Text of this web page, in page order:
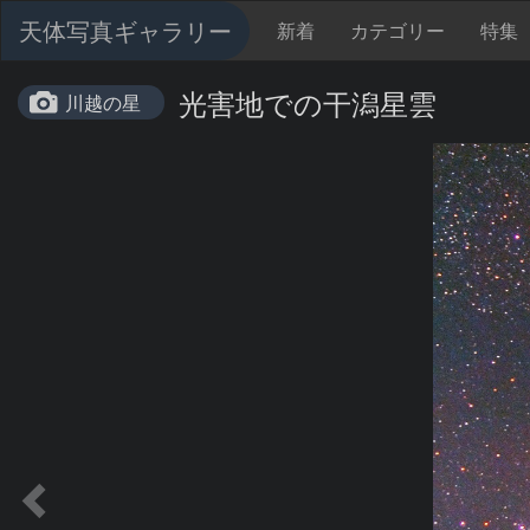
天体写真ギャラリー 新着 カテゴリー 特集
川越の星 光害地での干潟星雲